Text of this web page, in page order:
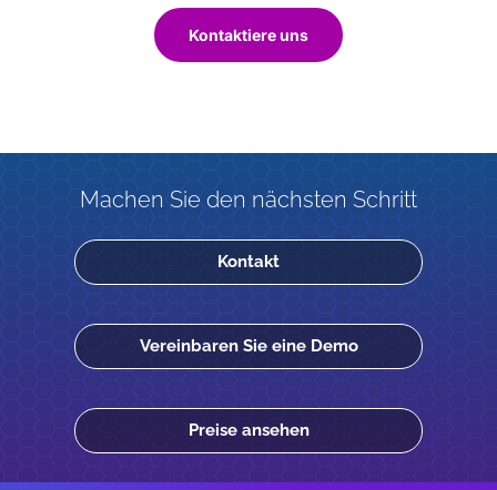
Kontaktiere uns
Machen Sie den nächsten Schritt
Kontakt
Vereinbaren Sie eine Demo
Preise ansehen